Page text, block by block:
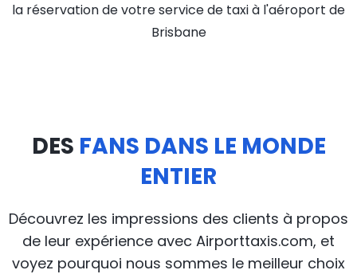
la réservation de votre service de taxi à l'aéroport de
Brisbane
DES FANS DANS LE MONDE
ENTIER
Découvrez les impressions des clients à propos
de leur expérience avec Airporttaxis.com, et
voyez pourquoi nous sommes le meilleur choix